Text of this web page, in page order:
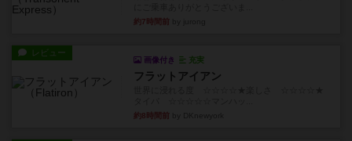
約7時間前
レビュー
画像付き 充実
フラットアイアン
約8時間前